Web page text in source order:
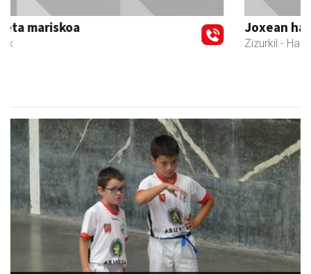
Joxean harategia
Zizurkil